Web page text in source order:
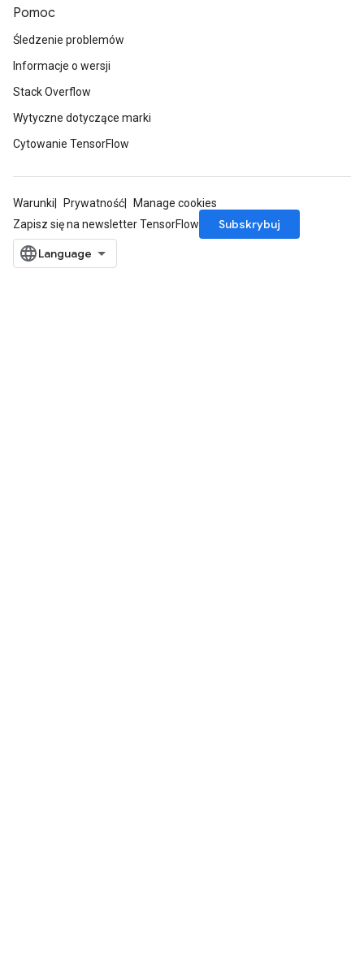
Pomoc
Śledzenie problemów
Informacje o wersji
Stack Overflow
Wytyczne dotyczące marki
Cytowanie TensorFlow
Warunki Prywatność
Manage cookies
Zapisz się na newsletter TensorFlow
Subskrybuj